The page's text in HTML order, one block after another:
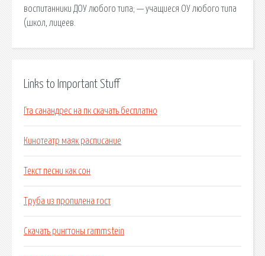
воспитанники ДОУ любого типа; — учащиеся ОУ любого типа
(школ, лицеев.
Links to Important Stuff
Гта санандрес на пк скачать бесплатно
Кинотеатр маяк расписание
Текст песни как сон
Труба из пропилена гост
Скачать рингтоны rammstein